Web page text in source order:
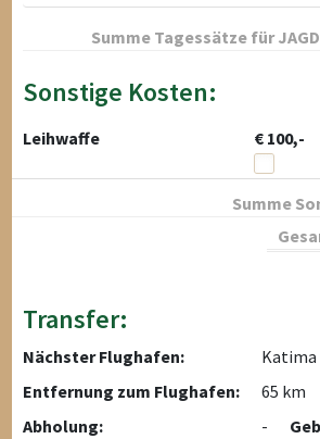
Summe Tagessätze für
Sonstige Kosten:
Leihwaffe € 100,-
Summe
Transfer:
Nächster Flughafen:
Entfernung zum Flughafen:
65 km
Abholung:
-